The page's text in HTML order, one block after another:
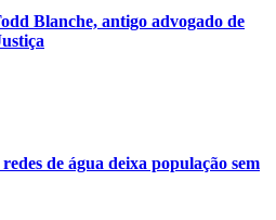
Blanche, antigo advogado de
de água deixa população sem